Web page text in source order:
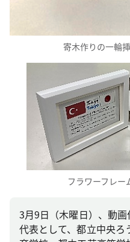
寄木作りの一輪
フラワーフレー
3月9日（木曜日）、動
代表として、都立中央